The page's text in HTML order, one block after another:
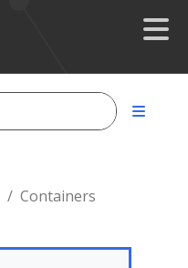
Containers